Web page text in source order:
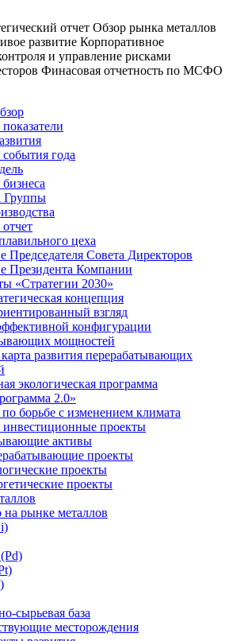
отчет Обзор рынка металлов
развитие Корпоративное
и управление рисками
Финасовая отчетность по МСФО
года
Группы
цеха
Председателя Совета Директоров
Президента Компании
«Стратегии 2030»
концепция
взгляд
конфигурации
мощностей
развития перерабатывающих
экологическая программа
2.0»
по борьбе с изменением климата
проекты
активы
проекты
проекты
проекты
на рынке металлов
сырьевая база
месторождения